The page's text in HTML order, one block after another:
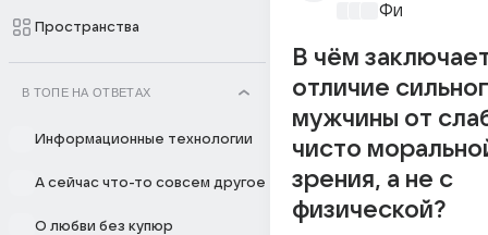
Пространства
В ТОПЕ НА ОТВЕТАХ
Информационные технологии
А сейчас что-то совсем другое
О любви без купюр
В чём
отличие
мужчины от
чисто
зрения, а не с
физической?